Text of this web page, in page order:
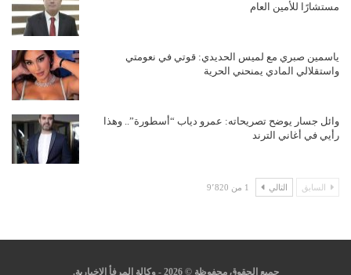
مستشارًا للأمين العام
ياسمين صبري مع لميس الحديدي: قوتي في نعومتي
واستقلالي المادي يمنحني الحرية
وائل جسار يوضح تصريحاته: عمرو دياب “أسطورة”.. وهذا
رأيي في أغاني الترند
السابق التالي 1 من 9٬820
جميع الحقوق محفوظة © 2026 - وكالة المرفأ الإخبارية.